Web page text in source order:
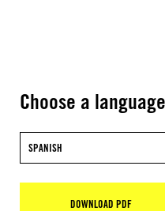
Choose a
SPANISH
DOWNLOAD PDF